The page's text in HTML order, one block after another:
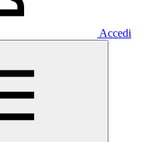
Accedi